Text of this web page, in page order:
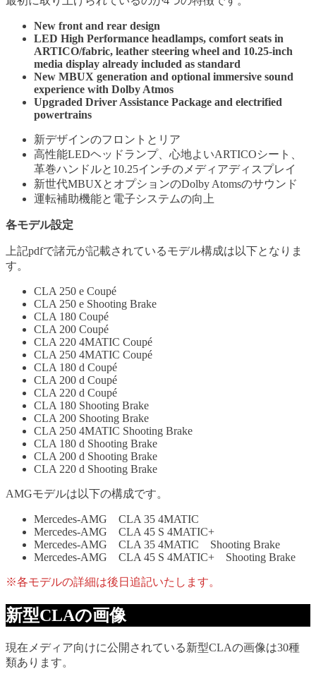
New front and rear design
LED High Performance headlamps, comfort seats in
ARTICO/fabric, leather steering wheel and 10.25-inch
media display already included as standard
New MBUX generation and optional immersive sound
experience with Dolby Atmos
Upgraded Driver Assistance Package and electrified
powertrains
新デザインのフロントとリア
高性能LEDヘッドランプ、心地よいARTICOシート、
革巻ハンドルと10.25インチのメディアディスプレイ
新世代MBUXとオプションのDolby Atomsのサウンド
運転補助機能と電子システムの向上
各モデル設定
上記pdfで諸元が記載されているモデル構成は以下となりま
す。
CLA 250 e Coupé
CLA 250 e Shooting Brake
CLA 180 Coupé
CLA 200 Coupé
CLA 220 4MATIC Coupé
CLA 250 4MATIC Coupé
CLA 180 d Coupé
CLA 200 d Coupé
CLA 220 d Coupé
CLA 180 Shooting Brake
CLA 200 Shooting Brake
CLA 250 4MATIC Shooting Brake
CLA 180 d Shooting Brake
CLA 200 d Shooting Brake
CLA 220 d Shooting Brake
AMGモデルは以下の構成です。
Mercedes-AMG CLA 35 4MATIC
Mercedes-AMG CLA 45 S 4MATIC+
Mercedes-AMG CLA 35 4MATIC Shooting Brake
Mercedes-AMG CLA 45 S 4MATIC+ Shooting Brake
※各モデルの詳細は後日追記いたします。
新型CLAの画像
現在メディア向けに公開されている新型CLAの画像は30種
類あります。